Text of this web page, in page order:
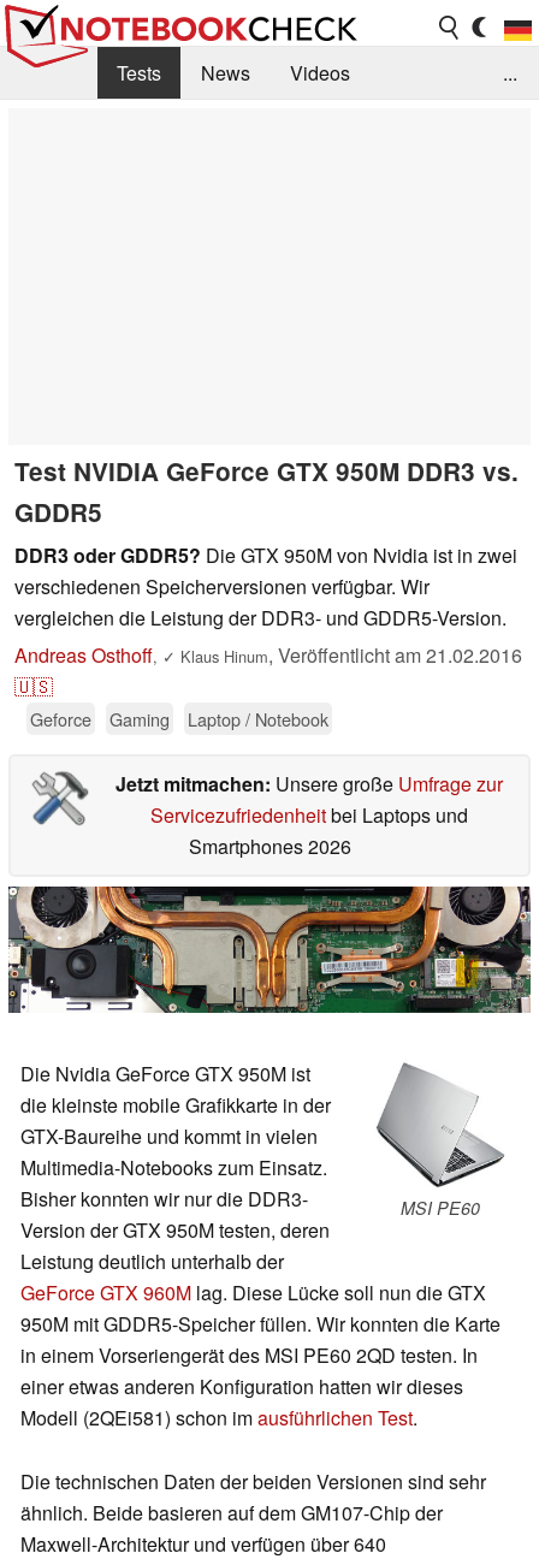
Tests News
Videos
...
Test NVIDIA GeForce GTX 950M DDR3 vs.
GDDR5
DDR3 oder GDDR5? Die GTX 950M von Nvidia ist in zwei
verschiedenen Speicherversionen verfügbar. Wir
vergleichen die Leistung der DDR3- und GDDR5-Version.
Andreas Osthoff, ✓ Klaus Hinum, Veröffentlicht am21.02.2016
🇺🇸
Geforce Gaming Laptop / Notebook
Jetzt mitmachen: Unsere große Umfrage zur
Servicezufriedenheitbei Laptops und
Smartphones 2026
MSI PE60
Die Nvidia GeForce GTX 950M ist
die kleinste mobile Grafikkarte in der
GTX-Baureihe und kommt in vielen
Multimedia-Notebooks zum Einsatz.
Bisher konnten wir nur die DDR3-
Version der GTX 950M testen, deren
Leistung deutlich unterhalb der
GeForce GTX 960M lag. Diese Lücke soll nun die GTX
950M mit GDDR5-Speicher füllen. Wir konnten die Karte
in einem Vorseriengerät des MSI PE60 2QD testen. In
einer etwas anderen Konfiguration hatten wir dieses
Modell (2QEi581) schon imausführlichen Test.
Die technischen Daten der beiden Versionen sind sehr
ähnlich. Beide basieren auf dem GM107-Chip der
Maxwell-Architektur und verfügen über 640